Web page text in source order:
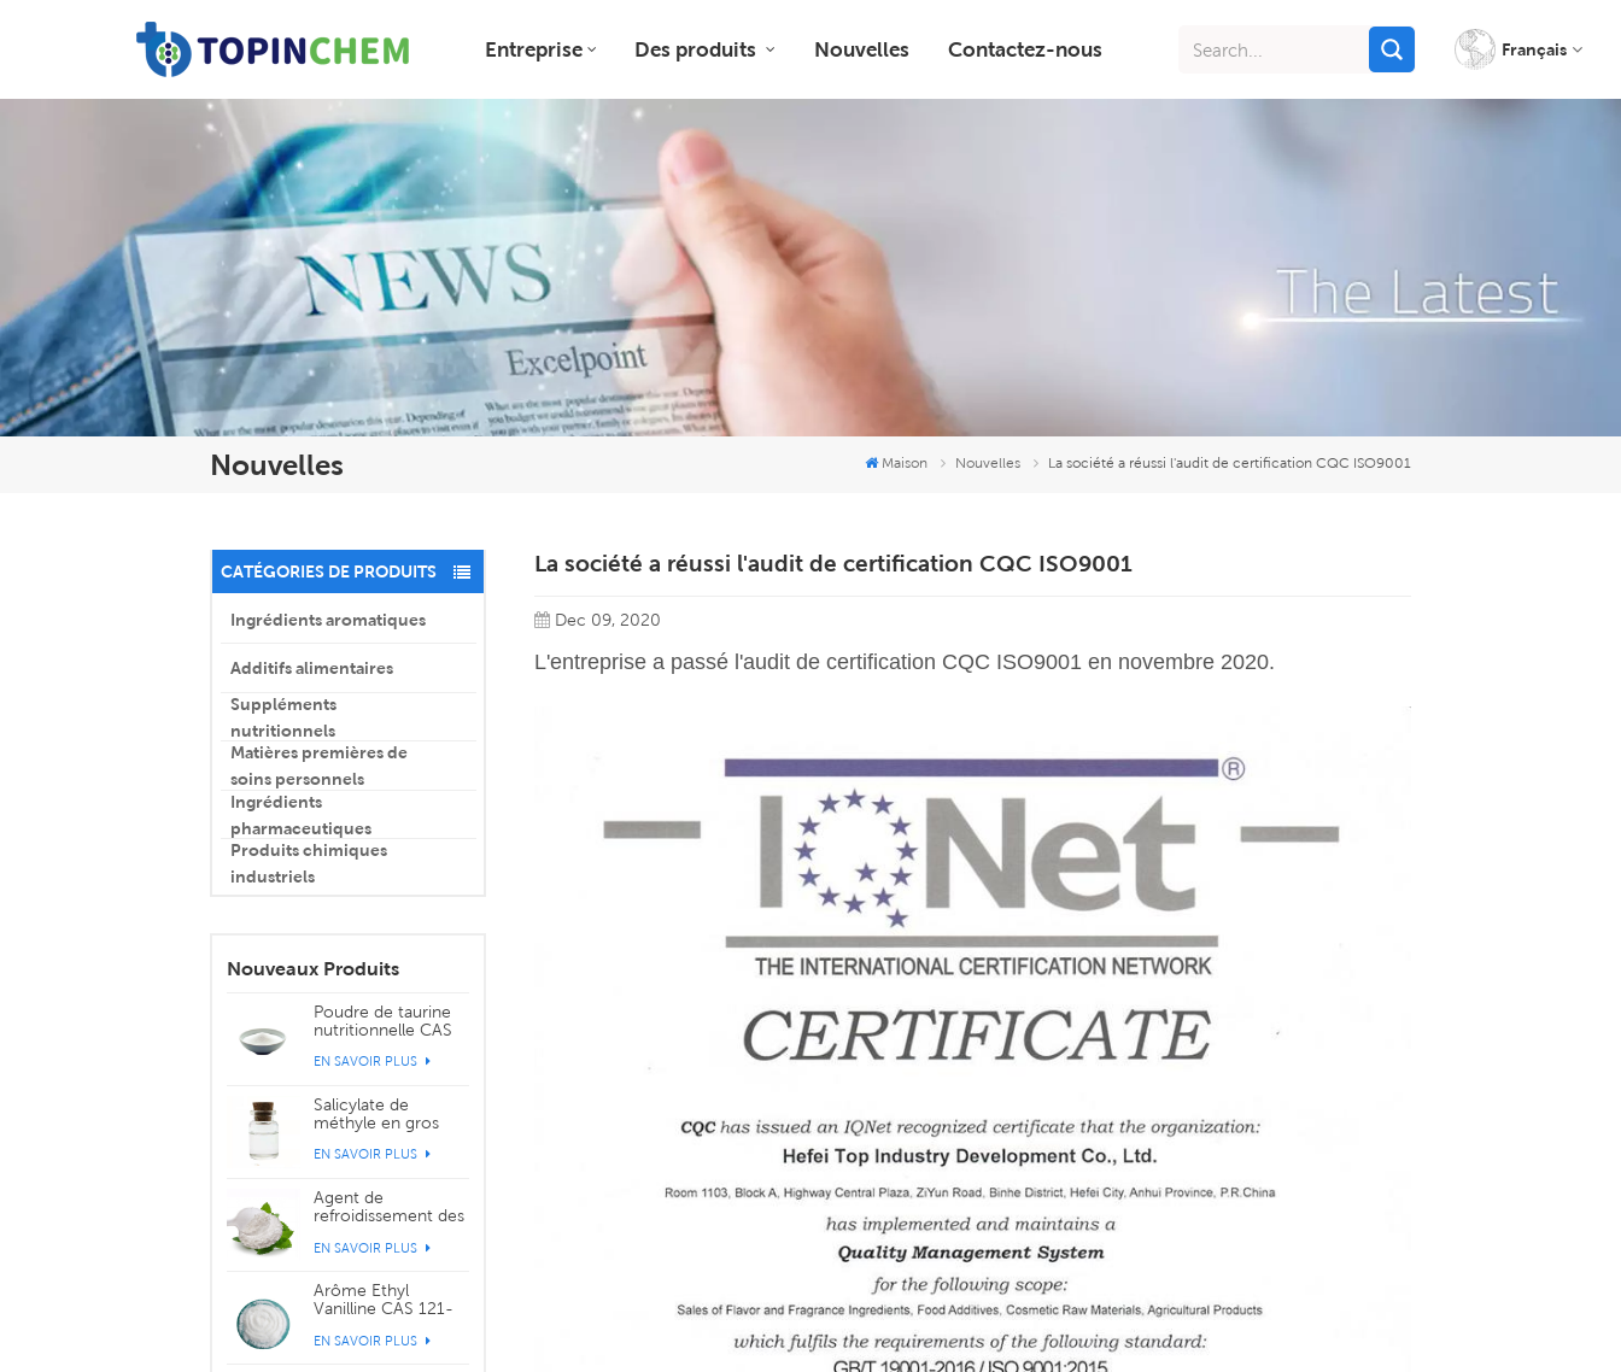
Entreprise Des produits Nouvelles Contactez-nous Français
русский
Nouvelles Maison Nouvelles La société a réussi l'audit de certification CQC ISO9001
CATÉGORIES DE PRODUITS
Ingrédients aromatiques
Additifs alimentaires
Suppléments
nutritionnels
Matières premières de
soins personnels
Ingrédients
pharmaceutiques
Produits chimiques
industriels
Nouveaux Produits
Poudre de taurine
nutritionnelle CAS
EN SAVOIR PLUS
Salicylate de
méthyle en gros
EN SAVOIR PLUS
Agent de
refroidissement des
WS-3 CAS 39711-
EN SAVOIR PLUS
Arôme Ethyl
Vanilline CAS 121-
EN SAVOIR PLUS
La société a réussi l'audit de certification CQC ISO9001
Dec 09, 2020
L'entreprise a passé l'audit de certification CQC ISO9001 en novembre 2020.